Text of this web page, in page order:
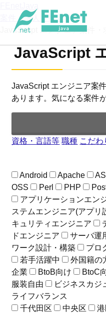
案件・求人を探す
JavaScript エンジニア案件・
JavaScript
JavaScript エンジニア案
あります。気になる案件
資格・言語等 職種 こだわ
Android Apache
OSS
Perl PHP
アプリケーションエン
ステムエンジニア(アプリ
キュリティエンジニア
ドエンジニア
サーバ運
ワーク設計・構築
プロ
若手活躍中
外国籍の
企業
BtoB向け BtoC
服装自由
ビジネスカジ
ライフバランス
千代田区
中央区